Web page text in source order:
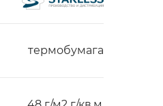
термобумага